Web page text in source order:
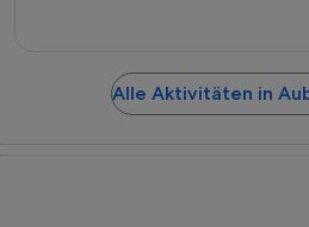
Alle Aktivitäten in